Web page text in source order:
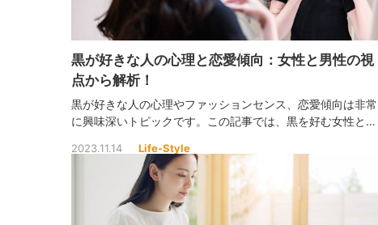
黒が好きな人の心理と恋愛傾向：女性と男性の視
点から解析！
黒が好きな人の心理やファッションセンス、恋愛傾向は非常
に興味深いトピックです。この記事では、黒を好む女性と男
するかを探求します。さらに、黒を好む人々のスピリチュア
ルな側面や社会的な認識についても深堀りしていきます。
2023.11.14 Life-Style